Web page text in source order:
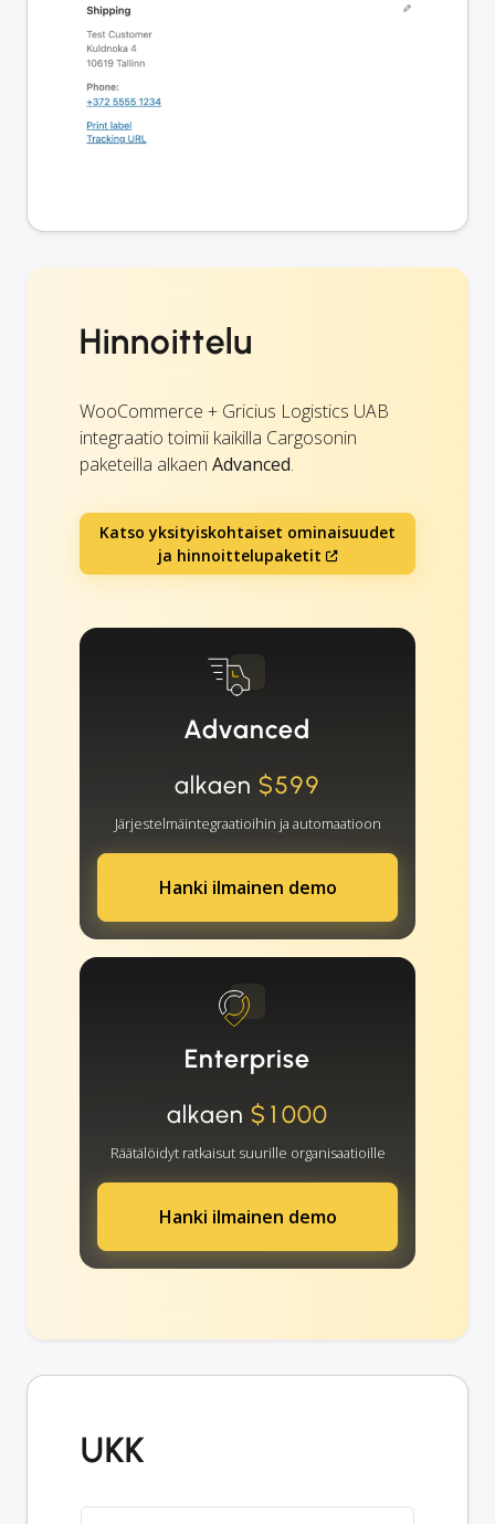
Hinnoittelu
WooCommerce + Gricius Logistics UAB
integraatio toimii kaikilla Cargosonin
paketeilla alkaen Advanced.
Katso yksityiskohtaiset ominaisuudet
ja hinnoittelupaketit
Advanced
alkaen $599
Järjestelmäintegraatioihin ja automaatioon
Hanki ilmainen demo
Enterprise
alkaen $1000
Räätälöidyt ratkaisut suurille organisaatioille
Hanki ilmainen demo
UKK